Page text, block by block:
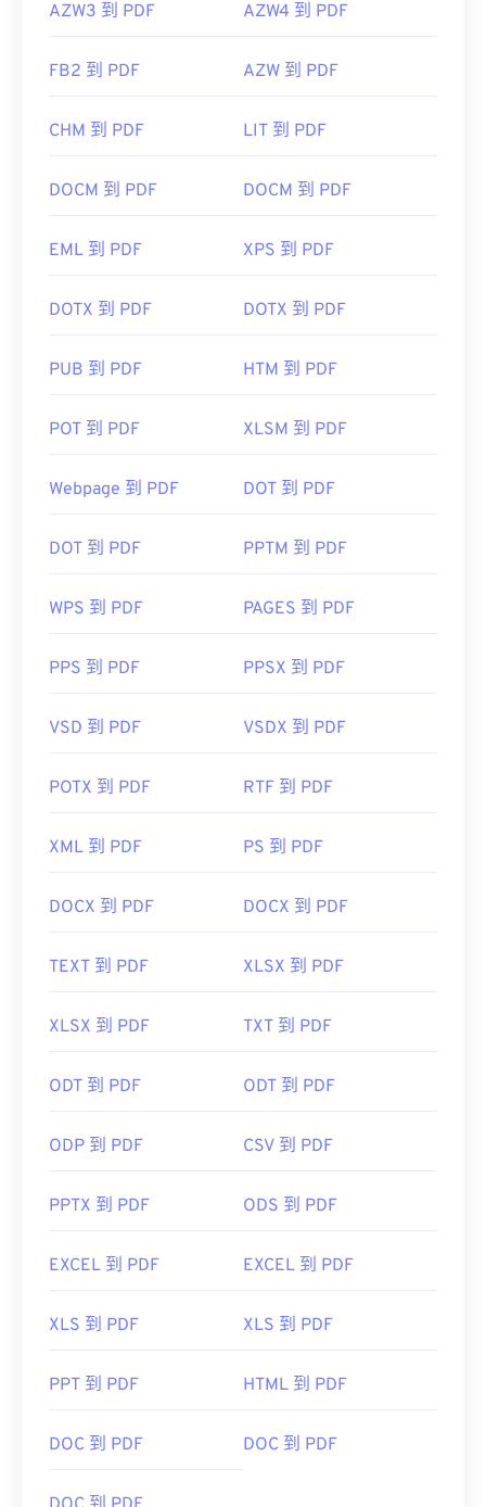
AZW3 到 PDF AZW4 到 PDF
FB2 到 PDF AZW 到 PDF
CHM 到 PDF LIT 到 PDF
DOCM 到 PDF DOCM 到 PDF
EML 到 PDF XPS 到 PDF
DOTX 到 PDF DOTX 到 PDF
PUB 到 PDF HTM 到 PDF
POT 到 PDF XLSM 到 PDF
Webpage 到 PDF DOT 到 PDF
DOT 到 PDF PPTM 到 PDF
WPS 到 PDF PAGES 到 PDF
PPS 到 PDF PPSX 到 PDF
VSD 到 PDF VSDX 到 PDF
POTX 到 PDF RTF 到 PDF
XML 到 PDF PS 到 PDF
DOCX 到 PDF DOCX 到 PDF
TEXT 到 PDF XLSX 到 PDF
XLSX 到 PDF TXT 到 PDF
ODT 到 PDF ODT 到 PDF
ODP 到 PDF CSV 到 PDF
PPTX 到 PDF ODS 到 PDF
EXCEL 到 PDF EXCEL 到 PDF
XLS 到 PDF XLS 到 PDF
PPT 到 PDF HTML 到 PDF
DOC 到 PDF DOC 到 PDF